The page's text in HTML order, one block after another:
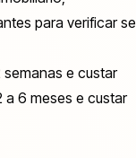
para verificar se
semanas e custar
a 6 meses e custar